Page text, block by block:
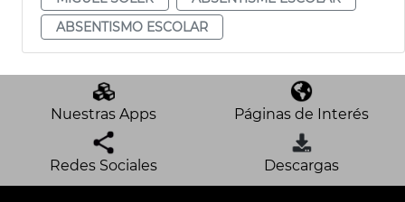
ABSENTISMO ESCOLAR
Nuestras Apps Páginas de Interés
Redes Sociales Descargas